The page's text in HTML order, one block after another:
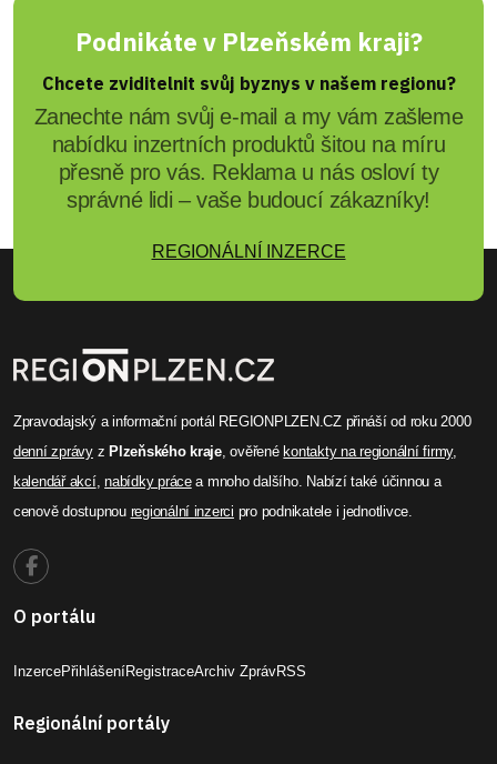
Podnikáte v Plzeňském kraji?
Chcete zviditelnit svůj byznys v našem regionu?
Zanechte nám svůj e-mail a my vám zašleme
nabídku inzertních produktů šitou na míru
přesně pro vás. Reklama u nás osloví ty
správné lidi – vaše budoucí zákazníky!
REGIONÁLNÍ INZERCE
Zpravodajský a informační portál REGIONPLZEN.CZ přináší od roku 2000
denní zprávyzPlzeňského kraje, ověřenékontakty na regionální firmy,
kalendář akcí,nabídky prácea mnoho dalšího. Nabízí také účinnou a
cenově dostupnou regionální inzerci pro podnikatele i jednotlivce.
O portálu
InzercePřihlášeníRegistraceArchiv ZprávRSS
Regionální portály